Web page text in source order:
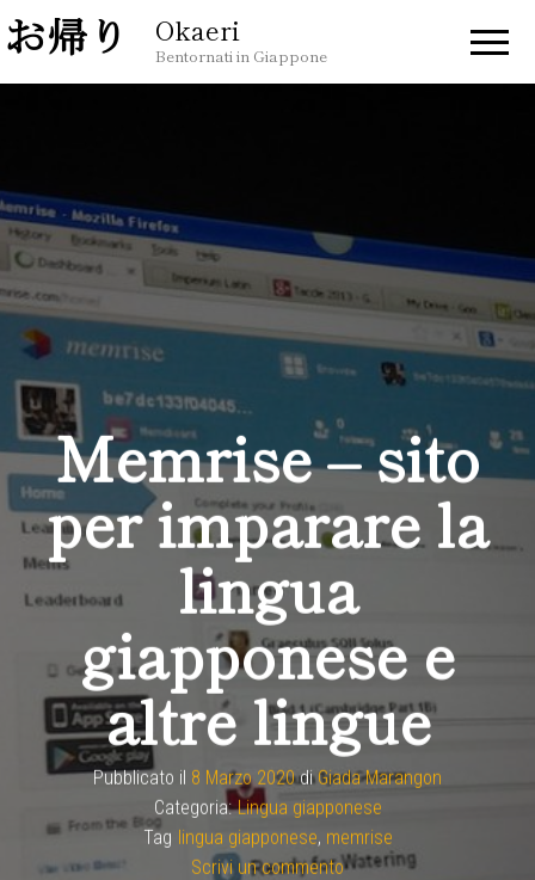
Okaeri
Bentornati in Giappone
Memrise – sito
per imparare la
lingua
giapponese e
altre lingue
Pubblicato il 8 Marzo 2020diGiada Marangon
Categoria: Lingua giapponese
Tag lingua giapponese, memrise
Scrivi un commento